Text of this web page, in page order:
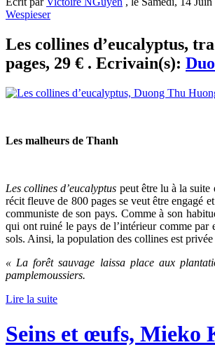
Wespieser
Les collines d’eucalyptus,
pages, 29 € . Ecrivain(s):
Les malheurs de Thanh
Les collines d’eucalyptus peut être lu à la suite
récit fleuve de 800 pages se veut être engagé
communiste de son pays. Comme à son
qui ont ruiné le pays de l’intérieur comme par
sols. Ainsi, la population des collines est
« La forêt sauvage laissa place aux
pamplemoussiers.
Lire la suite
Seins et œufs, Mieko